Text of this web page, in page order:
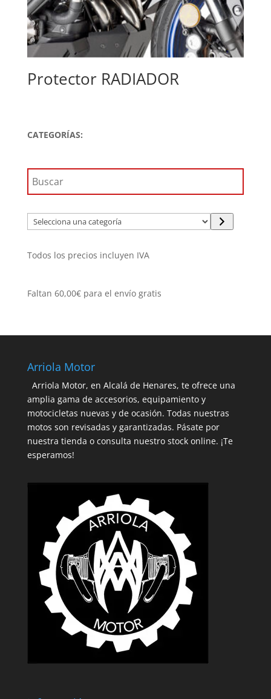
Protector RADIADOR
CATEGORÍAS:
Selecciona
una
Todos los precios incluyen IVA
Faltan 60,00€para el envío gratis
Arriola Motor
Arriola Motor, en Alcalá de Henares, te ofrece una
amplia gama de accesorios, equipamiento y
motocicletas nuevas y de ocasión. Todas nuestras
motos son revisadas y garantizadas. Pásate por
nuestra tienda o consulta nuestro stock online. ¡Te
esperamos!